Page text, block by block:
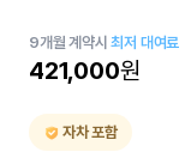
9개월 계약시최저 대여료
421,000원
자차 포함